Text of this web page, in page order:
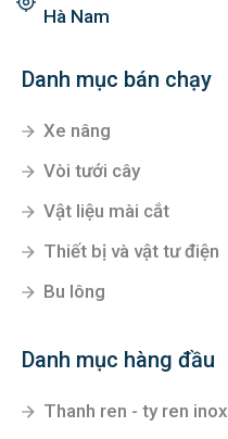
Hà Nam
Danh mục bán chạy
Xe nâng
Vòi tưới cây
Vật liệu mài cắt
Thiết bị và vật tư điện
Bu lông
Danh mục hàng đầu
Thanh ren - ty ren inox